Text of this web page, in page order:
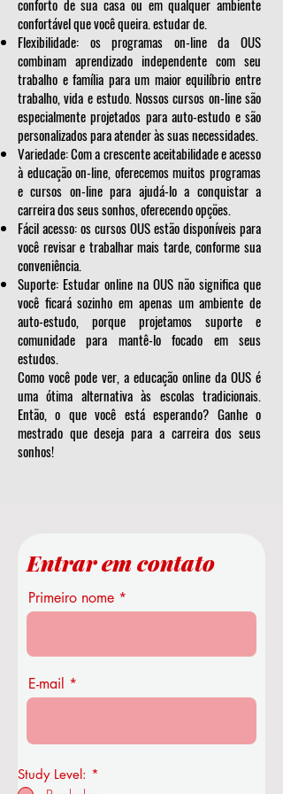
conforto de sua casa ou em qualquer ambiente
confortável que você queira. estudar de.
Flexibilidade: os programas on-line da OUS
combinam aprendizado independente com seu
trabalho e família para um maior equilíbrio entre
trabalho, vida e estudo. Nossos cursos on-line são
especialmente projetados para auto-estudo e são
personalizados para atender às suas necessidades.
Variedade: Com a crescente aceitabilidade e acesso
à educação on-line, oferecemos muitos programas
e cursos on-line para ajudá-lo a conquistar a
carreira dos seus sonhos, oferecendo opções.
Fácil acesso: os cursos OUS estão disponíveis para
você revisar e trabalhar mais tarde, conforme sua
conveniência.
Suporte: Estudar online na OUS não significa que
você ficará sozinho em apenas um ambiente de
auto-estudo, porque projetamos suporte e
comunidade para mantê-lo focado em seus
estudos.
Como você pode ver, a educação online da OUS é
uma ótima alternativa às escolas tradicionais.
Então, o que você está esperando? Ganhe o
mestrado que deseja para a carreira dos seus
sonhos!
Entrar em contato
Primeiro nome
E-mail
Study Level: *